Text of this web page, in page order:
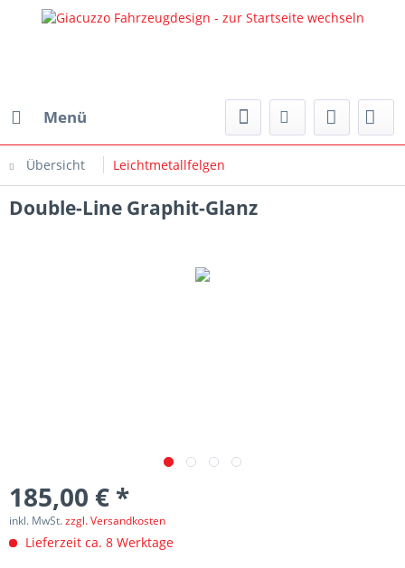
Menü
Übersicht Leichtmetallfelgen
Double-Line Graphit-Glanz
185,00 € *
inkl. MwSt.zzgl. Versandkosten
Lieferzeit ca. 8 Werktage